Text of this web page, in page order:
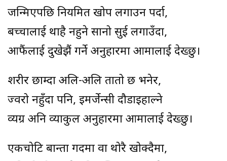
जन्मिएपछि नियमित खोप लगाउन पर्दा,
बच्चालाई थाहै नहुने सानो सुई लगाउँदा,
आफैंलाई दुखेझैं गर्ने अनुहारमा आमालाई देख्छु।
शरीर छाम्दा अलि-अलि तातो छ भनेर,
ज्वरो नहुँदा पनि, इमर्जेन्सी दौडाइहाल्ने
व्यग्र अनि व्याकुल अनुहारमा आमालाई देख्छु।
एकचोटि बान्ता गर्दैमा वा थोरै खोक्दैमा,